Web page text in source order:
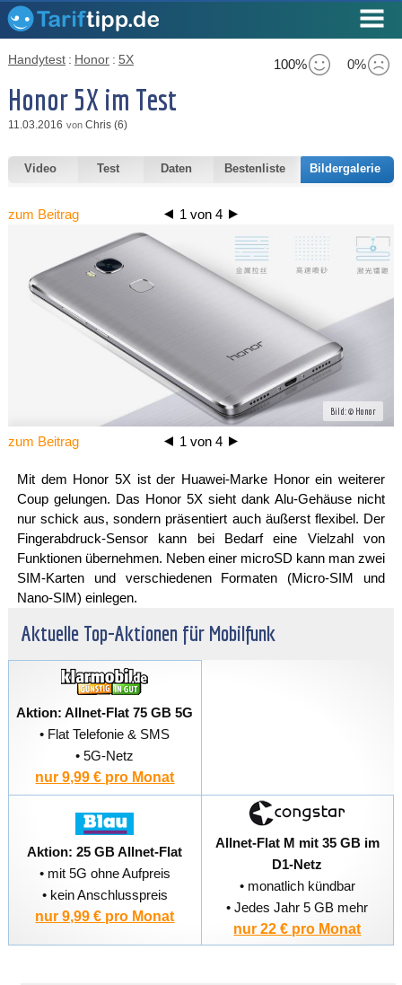
100% 0%
Handytest : Honor : 5X
Honor 5X im Test
11.03.2016 von Chris (6)
Video Test Daten Bestenliste Bildergalerie
zum Beitrag 1 von4
Bild: © Honor
zum Beitrag 1 von4
Mit dem Honor 5X ist der Huawei-Marke Honor ein weiterer
Coup gelungen. Das Honor 5X sieht dank Alu-Gehäuse nicht
nur schick aus, sondern präsentiert auch äußerst flexibel. Der
Fingerabdruck-Sensor kann bei Bedarf eine Vielzahl von
Funktionen übernehmen. Neben einer microSD kann man zwei
SIM-Karten und verschiedenen Formaten (Micro-SIM und
Nano-SIM) einlegen.
Aktuelle Top-Aktionen für Mobilfunk
Aktion: Allnet-Flat 75 GB 5G
• Flat Telefonie & SMS
• 5G-Netz
nur 9,99 € pro Monat
Aktion: 25 GB Allnet-Flat
• mit 5G ohne Aufpreis
• kein Anschlusspreis
nur 9,99 € pro Monat
Allnet-Flat M mit 35 GB im
D1-Netz
• monatlich kündbar
• Jedes Jahr 5 GB mehr
nur 22 € pro Monat